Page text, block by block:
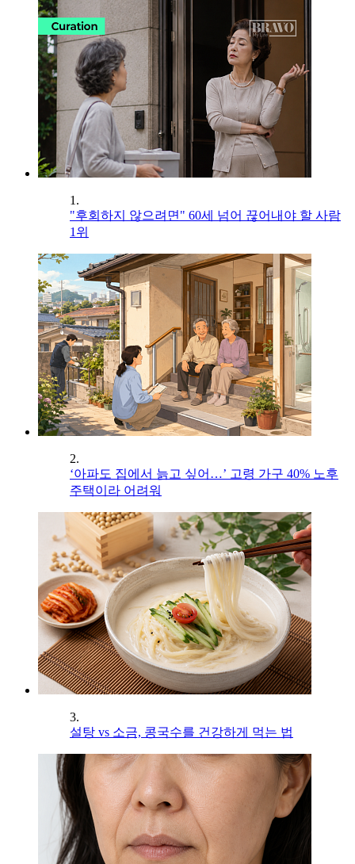
1.
"후회하지 않으려면" 60세 넘어 끊어내야 할 사람
1위
2.
‘아파도 집에서 늙고 싶어…’ 고령 가구 40% 노후
주택이라 어려워
3.
설탕 vs 소금, 콩국수를 건강하게 먹는 법